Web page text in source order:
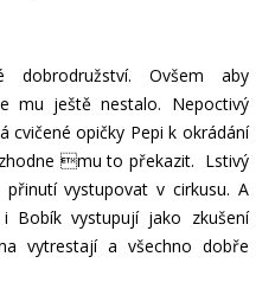
dobrodružství. Ovšem aby
mu ještě nestalo. Nepoctivý
cvičené opičky Pepi k okrádání
mu to překazit. Lstivý
vystupovat v cirkusu. A
Bobík vystupují jako zkušení
vytrestají a všechno dobře